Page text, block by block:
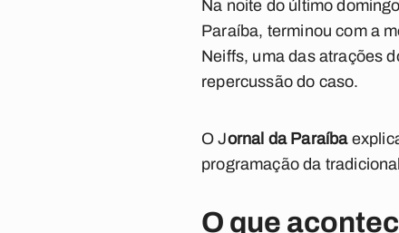
Na noite do último
Paraíba, terminou com a
Neiffs, uma das atrações
repercussão do caso.
O Jornal da Paraíba
programação da
O que